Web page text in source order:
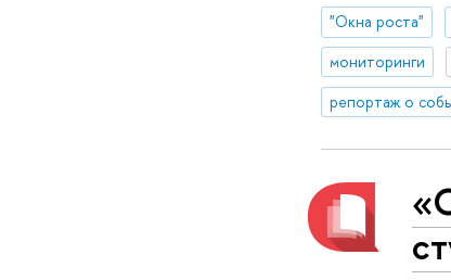
"Окна роста"
мониторинги
репортаж о